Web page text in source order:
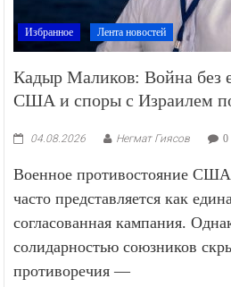
Избранное Лента новостей
Кадыр Маликов: Война без
США и споры с Израилем
04.08.2026 Негмат Гиясов 0
Военное противостояние
часто представляется как
согласованная кампания.
солидарностью союзников
противоречия —